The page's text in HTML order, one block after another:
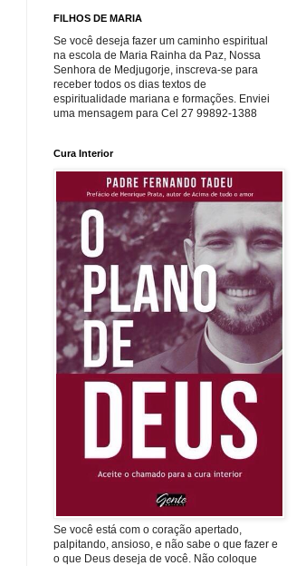
FILHOS DE MARIA
Se você deseja fazer um caminho espiritual
na escola de Maria Rainha da Paz, Nossa
Senhora de Medjugorje, inscreva-se para
receber todos os dias textos de
espiritualidade mariana e formações. Enviei
uma mensagem para Cel 27 99892-1388
Cura Interior
Se você está com o coração apertado,
palpitando, ansioso, e não sabe o que fazer e
o que Deus deseja de você. Não coloque